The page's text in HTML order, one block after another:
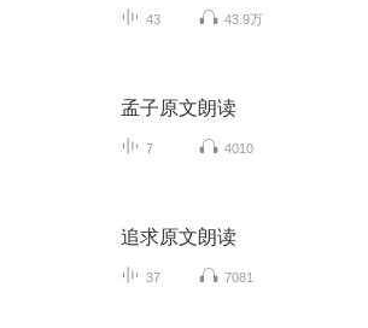
43 43.9万
孟子原文朗读
7 4010
追求原文朗读
37 7081